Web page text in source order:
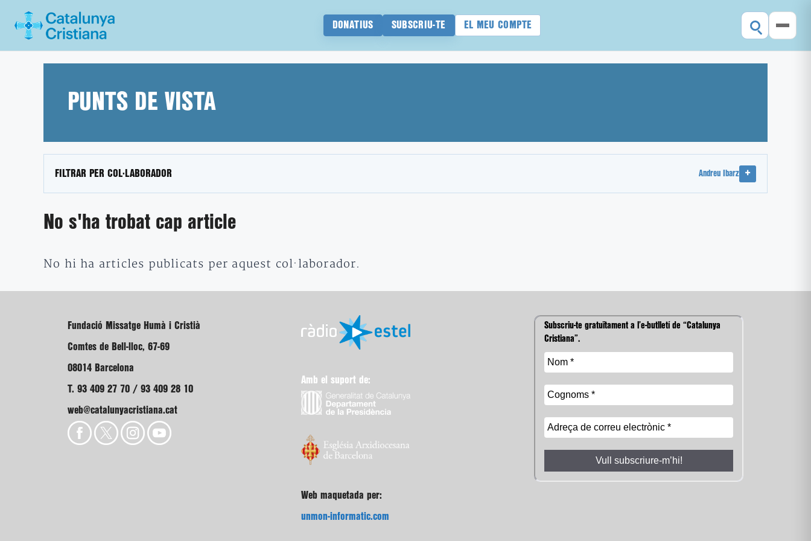
DONATIUS SUBSCRIU-TE EL MEU COMPTE
PUNTS DE VISTA
FILTRAR PER COL·LABORADOR Andreu Ibarz
No s'ha trobat cap article
No hi ha articles publicats per aquest col·laborador.
Fundació Missatge Humà i Cristià
Comtes de Bell-lloc, 67-69
08014 Barcelona
T. 93 409 27 70 / 93 409 28 10
web@catalunyacristiana.cat
Amb el suport de:
Web maquetada per:
unmon-informatic.com
Subscriu-te gratuïtament a l’e-butlletí de “Catalunya
Cristiana”.